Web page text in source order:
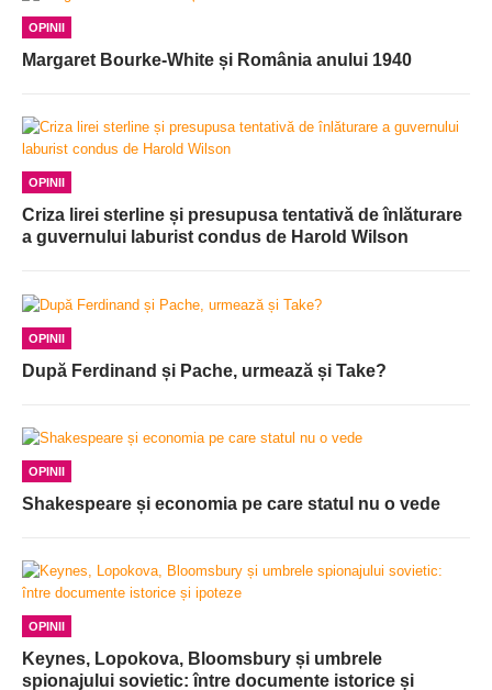
OPINII
Margaret Bourke-White și România anului 1940
OPINII
Criza lirei sterline și presupusa tentativă de înlăturare
a guvernului laburist condus de Harold Wilson
OPINII
După Ferdinand și Pache, urmează și Take?
OPINII
Shakespeare și economia pe care statul nu o vede
OPINII
Keynes, Lopokova, Bloomsbury și umbrele
spionajului sovietic: între documente istorice și